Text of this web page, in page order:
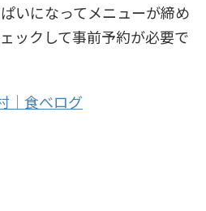
いになってメニューが締め
ックして事前予約が必要で
｜食べログ